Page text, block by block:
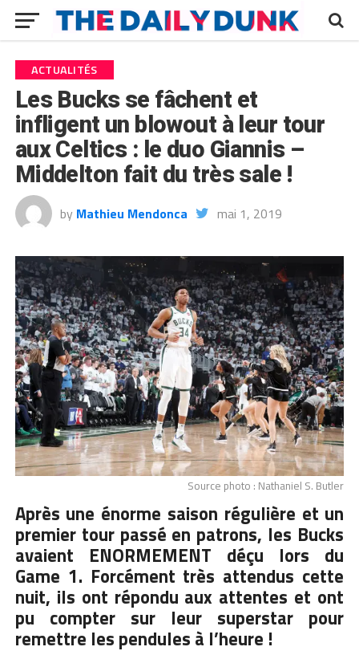
ACTUALITÉS
Les Bucks se fâchent et
infligent un blowout à leur tour
aux Celtics : le duo Giannis –
Middelton fait du très sale !
by Mathieu Mendonca mai 1, 2019
Source photo : Nathaniel S. Butler
Après une énorme saison régulière et un
premier tour passé en patrons, les Bucks
avaient ENORMEMENT déçu lors du
Game 1. Forcément très attendus cette
nuit, ils ont répondu aux attentes et ont
pu compter sur leur superstar pour
remettre les pendules à l’heure !